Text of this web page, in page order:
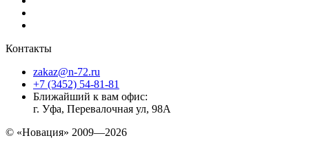
Контакты
zakaz@n-72.ru
+7 (3452) 54-81-81
Ближайший к вам офис:
г. Уфа, Перевалочная ул, 98А
© «Новация» 2009—2026